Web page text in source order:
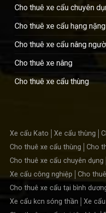
Cho thuê xe cẩu chuyên
Cho thuê xe cẩu hạng nặng
Cho thuê xe cẩu nâng
Cho thuê xe nâng
Cho thuê xe cẩu thùng
Xe cẩu Kato Xe cẩu thùng
Cho thuê xe cẩu thùng
Cho
Cho thuê xe cẩu chuyên dụng
Xe cẩu công nghiệp
Cho
Cho thuê xe cẩu tại bình
Xe cẩu kcn sóng thần
Xe